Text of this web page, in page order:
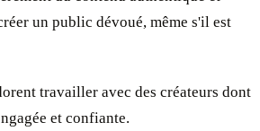
un public dévoué, même s'il est
travailler avec des créateurs dont
et confiante.